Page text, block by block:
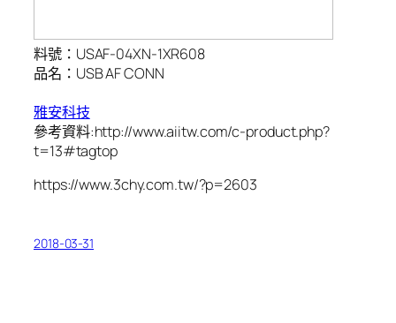
料號：USAF-04XN-1XR608
品名：USB AF CONN
雅安科技
參考資料:http://www.aiitw.com/c-product.php?
t=13#tagtop
https://www.3chy.com.tw/?p=2603
2018-03-31